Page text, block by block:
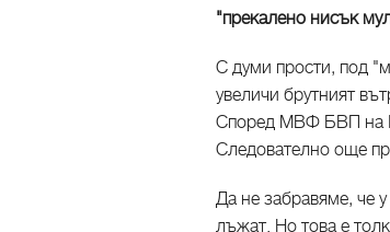
"прекалено нисък
С думи прости, под
увеличи брутният
Според МВФ БВП на
Следователно още
Да не забравяме, че
лъжат. Но това е